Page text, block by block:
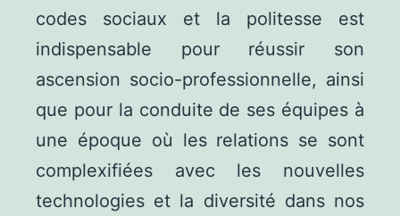
codes sociaux et la politesse est
indispensable pour réussir son
ascension socio-professionnelle, ainsi
que pour la conduite de ses équipes à
une époque où les relations se sont
complexifiées avec les nouvelles
technologies et la diversité dans nos